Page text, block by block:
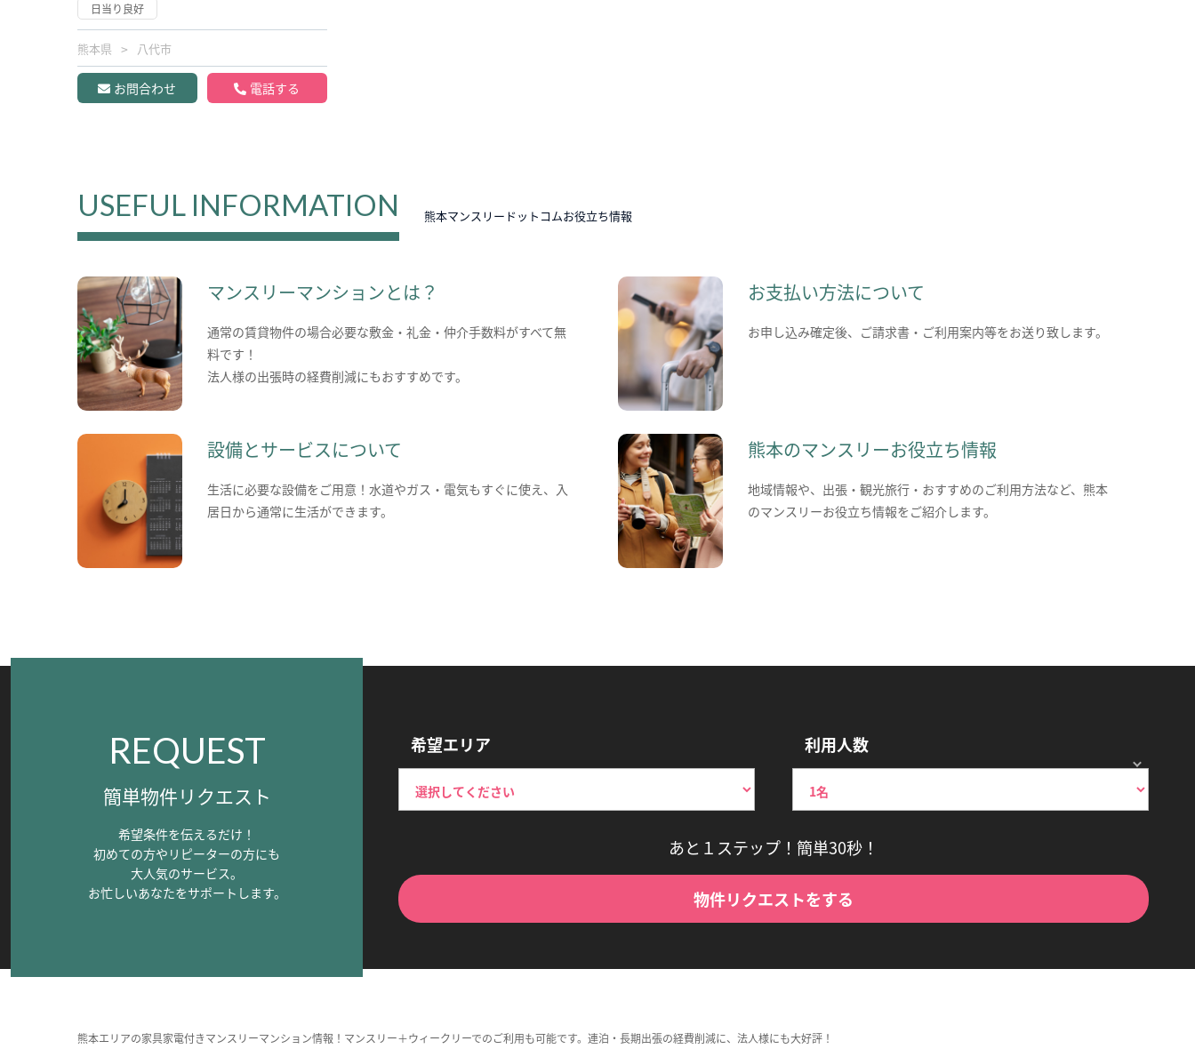
日当り良好
熊本県 八代市
お問合わせ 電話する
USEFUL INFORMATION 熊本マンスリードットコムお役立ち情報
マンスリーマンションとは？
通常の賃貸物件の場合必要な敷金・礼金・仲介手数料がすべて無
料です！
法人様の出張時の経費削減にもおすすめです。
お支払い方法について
お申し込み確定後、ご請求書・ご利用案内等をお送り致します。
設備とサービスについて
生活に必要な設備をご用意！水道やガス・電気もすぐに使え、入
居日から通常に生活ができます。
熊本のマンスリーお役立ち情報
地域情報や、出張・観光旅行・おすすめのご利用方法など、熊本
のマンスリーお役立ち情報をご紹介します。
REQUEST
簡単物件リクエスト
希望条件を伝えるだけ！
初めての方やリピーターの方にも
大人気のサービス。
お忙しいあなたをサポートします。
希望エリア 利用人数
あと１ステップ！簡単30秒！
物件リクエストをする
熊本エリアの家具家電付きマンスリーマンション情報！マンスリー＋ウィークリーでのご利用も可能です。連泊・長期出張の経費削減に、法人様にも大好評！